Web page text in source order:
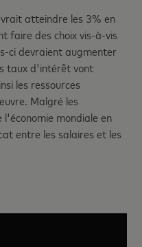
atteindre les 3% en
faire des choix vis-à-vis
ci devraient augmenter
taux d'intérêt vont
les ressources
Malgré les
mondiale en
entre les salaires et les